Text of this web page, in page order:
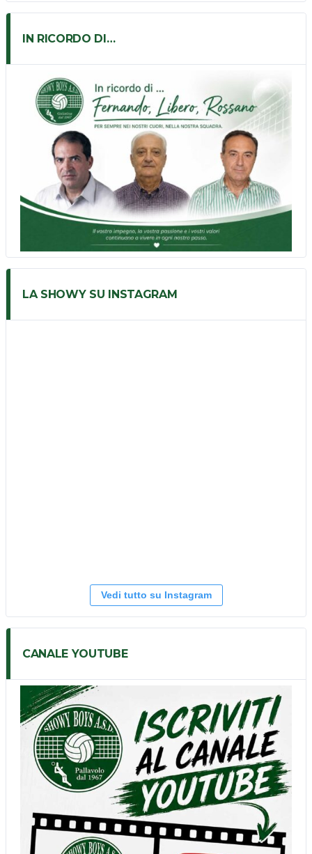
IN RICORDO DI…
LA SHOWY SU INSTAGRAM
Vedi tutto su Instagram
CANALE YOUTUBE